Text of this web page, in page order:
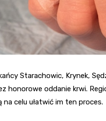
Starachowic, Krynek,
honorowe oddanie krwi.
na celu ułatwić im ten proces.